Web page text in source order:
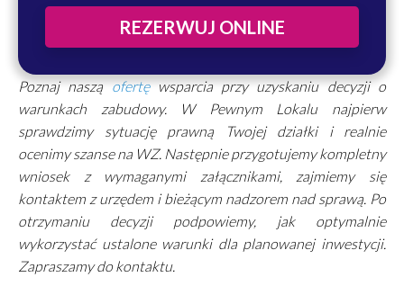
REZERWUJ ONLINE
Poznaj nasząofertęwsparcia przy uzyskaniu decyzji o
warunkach zabudowy. W Pewnym Lokalu najpierw
sprawdzimy sytuację prawną Twojej działki i realnie
ocenimy szanse na WZ. Następnie przygotujemy kompletny
wniosek z wymaganymi załącznikami, zajmiemy się
kontaktem z urzędem i bieżącym nadzorem nad sprawą. Po
otrzymaniu decyzji podpowiemy, jak optymalnie
wykorzystać ustalone warunki dla planowanej inwestycji.
Zapraszamy do kontaktu.